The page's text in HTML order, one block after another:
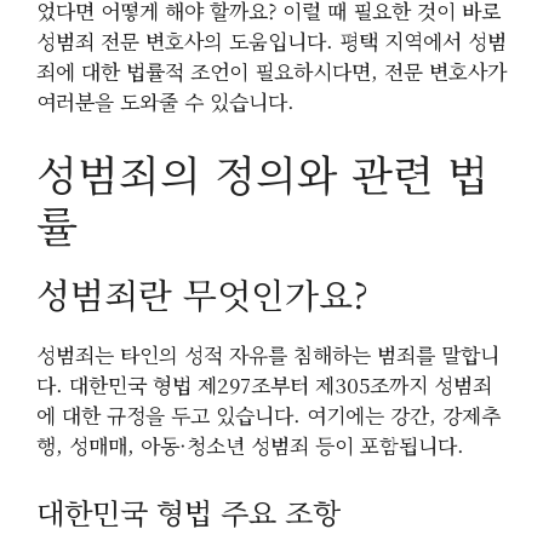
었다면 어떻게 해야 할까요? 이럴 때 필요한 것이 바로
성범죄 전문 변호사의 도움입니다. 평택 지역에서 성범
죄에 대한 법률적 조언이 필요하시다면, 전문 변호사가
여러분을 도와줄 수 있습니다.
성범죄의 정의와 관련 법
률
성범죄란 무엇인가요?
성범죄는 타인의 성적 자유를 침해하는 범죄를 말합니
다. 대한민국 형법 제297조부터 제305조까지 성범죄
에 대한 규정을 두고 있습니다. 여기에는 강간, 강제추
행, 성매매, 아동·청소년 성범죄 등이 포함됩니다.
대한민국 형법 주요 조항